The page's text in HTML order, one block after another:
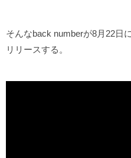
そんなback numberが8月22日
リリースする。